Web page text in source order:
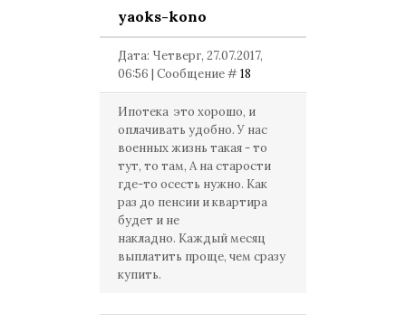
yaoks-kono
Дата: Четверг, 27.07.2017,
06:56 | Сообщение #18
Ипотека это хорошо, и
оплачивать удобно. У нас
военных жизнь такая - то
тут, то там, А на старости
где-то осесть нужно. Как
раз до пенсии и квартира
будет и не
накладно. Каждый месяц
выплатить проще, чем сразу
купить.